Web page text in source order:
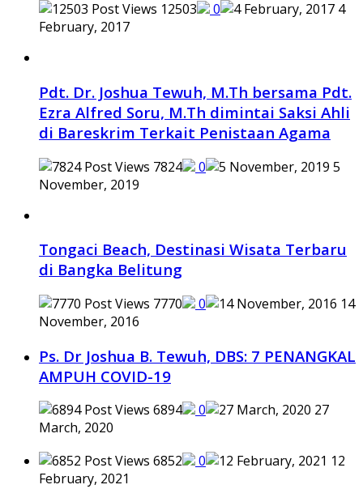
12503 0
4
February, 2017
Pdt. Dr. Joshua Tewuh, M.Th bersama Pdt.
Ezra Alfred Soru, M.Th dimintai Saksi Ahli
di Bareskrim Terkait Penistaan Agama
7824 0
5
November, 2019
Tongaci Beach, Destinasi Wisata Terbaru
di Bangka Belitung
7770 0
14
November, 2016
Ps. Dr Joshua B. Tewuh, DBS: 7 PENANGKAL
AMPUH COVID-19
6894 0
27
March, 2020
6852
0
12
February, 2021